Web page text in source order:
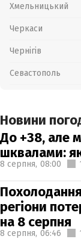
Хмельницький
Черкаси
Чернігів
Севастополь
Новини
До +38, але
шквалами:
8 серпня, 08:00
регіони
на 8 серпня
8 серпня, 06:46